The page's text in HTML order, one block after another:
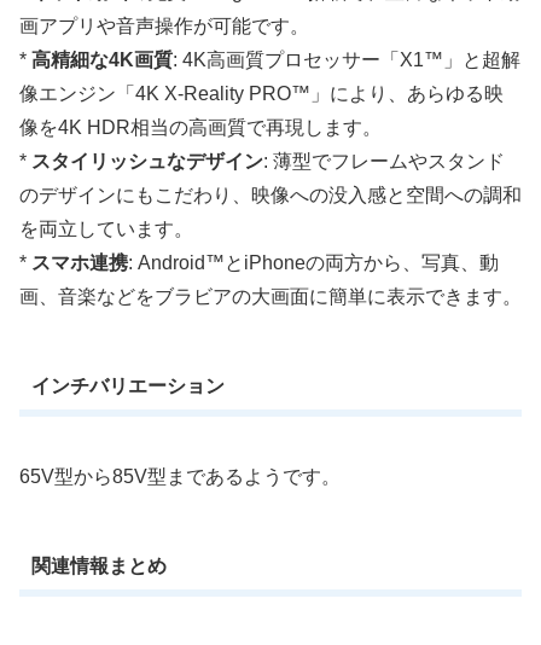
画アプリや音声操作が可能です。
* 高精細な4K画質: 4K高画質プロセッサー「X1™」と超解
像エンジン「4K X-Reality PRO™」により、あらゆる映
像を4K HDR相当の高画質で再現します。
* スタイリッシュなデザイン: 薄型でフレームやスタンド
のデザインにもこだわり、映像への没入感と空間への調和
を両立しています。
* スマホ連携: Android™とiPhoneの両方から、写真、動
画、音楽などをブラビアの大画面に簡単に表示できます。
インチバリエーション
65V型から85V型まであるようです。
関連情報まとめ